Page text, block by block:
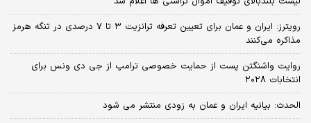
رویترز: ایران و عمان برای تعیین تعرفه ترانزیت ۳ تا ۷ درصدی در تنگه هرمز
مذاکره می‌کنند
روایت واشنگتن پست از حمایت خصوصی ترامپ از جی دی ونس برای
انتخابات ۲۰۲۸
الحدث: بیانیه ایران و عمان به زودی منتشر می شود